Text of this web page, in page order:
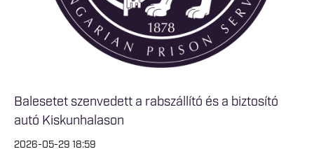
Balesetet szenvedett a rabszállító és a biztosító
autó Kiskunhalason
2026-05-29 18:59